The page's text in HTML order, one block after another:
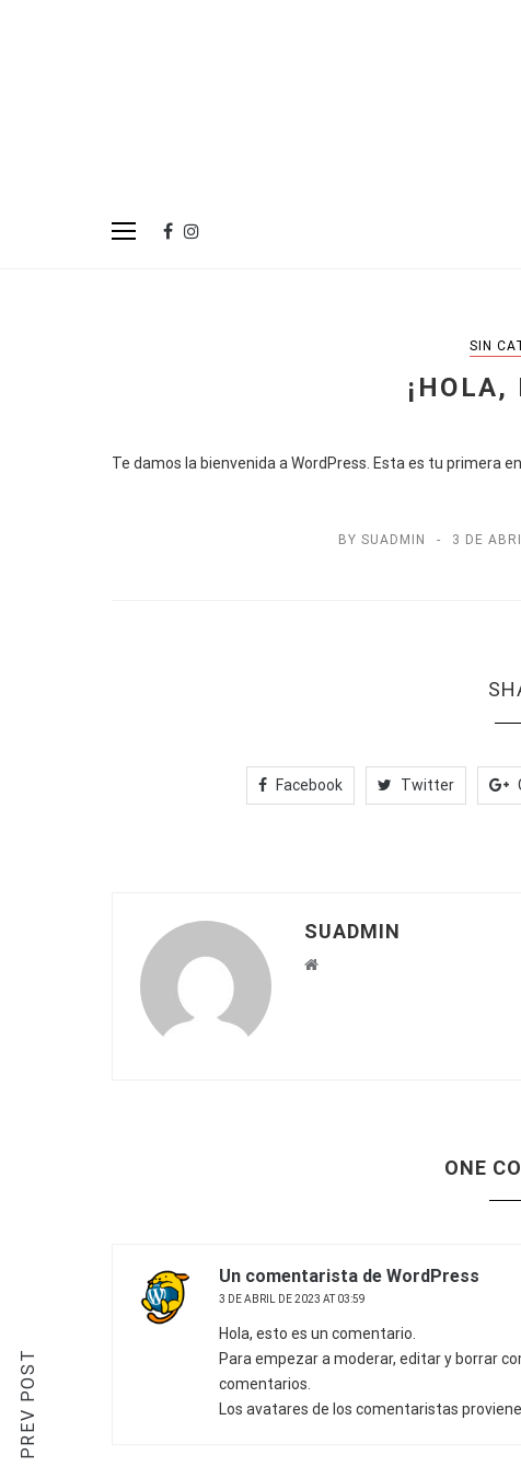
SIN
¡HOLA,
Te damos la bienvenida a WordPress. Esta es tu primera
BY SUADMIN 3 DE
Facebook Twitter
SUADMIN
PREV POST
ONE
Un comentarista de WordPress
3 DE ABRIL DE 2023 AT 03:59
Hola, esto es un comentario.
Para empezar a moderar, editar y borrar
comentarios.
Los avatares de los comentaristas